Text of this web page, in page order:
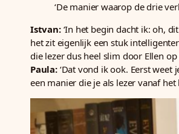
‘De manier waarop de drie
Istvan:‘In het begin dacht ik: oh,
het zit eigenlijk een stuk
die lezer dus heel slim door Ellen
Paula:‘Dat vond ik ook. Eerst weet
een manier die je als lezer vanaf het